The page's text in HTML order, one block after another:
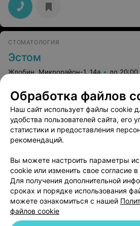
СТОМАТОЛОГИЯ
Эстом
Жлобин, Микрорайон-1, 14а до 20:00
Пародонтология
Цена по запросу
Добавить
Обработка файлов
Наш сайт использует файлы cookie
удобства пользователей сайта, его
статистики и предоставления
рекомендаций.
Вы можете настроить параметры
cookie или изменить свое согласие
Для получения дополнительной
сроках и порядке использования
можете ознакомиться с нашей
файлов cookie